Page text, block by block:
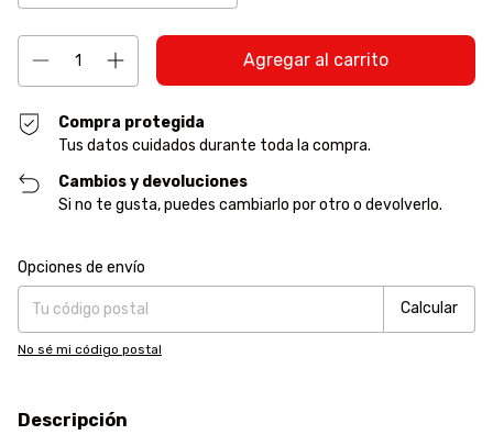
Compra protegida
Tus datos cuidados durante toda la compra.
Cambios y devoluciones
Si no te gusta, puedes cambiarlo por otro o devolverlo.
Entregas para el CP:
Opciones de envío
Calcular
No sé mi código postal
Descripción